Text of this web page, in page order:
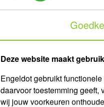
Deze website maakt
Engeldot gebruikt
daarvoor toestemming geeft,
wij jouw voorkeuren